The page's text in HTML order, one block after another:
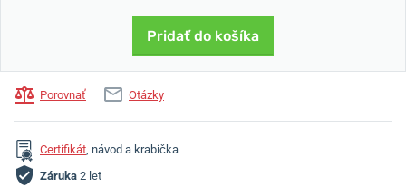
Pridať do košíka
Porovnať Otázky
Certifikát, návod a krabička
Záruka 2 let